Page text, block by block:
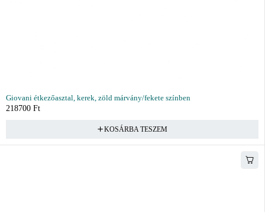
Giovani étkezőasztal, kerek, zöld márvány/fekete színben
218700 Ft
KOSÁRBA TESZEM